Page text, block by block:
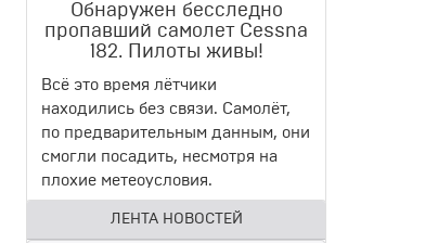
Обнаружен бесследно
пропавший самолет Cessna
182. Пилоты живы!
Всё это время лётчики
находились без связи. Самолёт,
по предварительным данным, они
смогли посадить, несмотря на
плохие метеоусловия.
ЛЕНТА НОВОСТЕЙ